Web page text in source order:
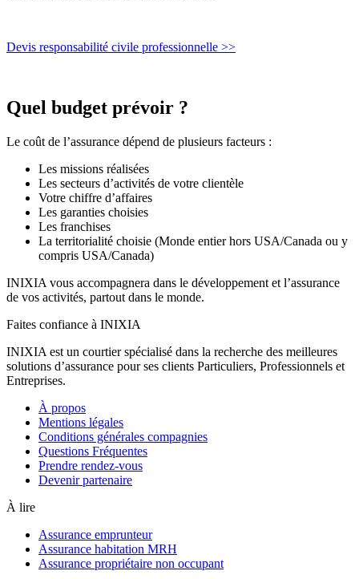
Devis responsabilité civile professionnelle >>
Quel budget prévoir ?
Le coût de l’assurance dépend de plusieurs facteurs :
Les missions réalisées
Les secteurs d’activités de votre clientèle
Votre chiffre d’affaires
Les garanties choisies
Les franchises
La territorialité choisie (Monde entier hors USA/Canada ou y
compris USA/Canada)
INIXIA vous accompagnera dans le développement et l’assurance
de vos activités, partout dans le monde.
Faites confiance à INIXIA
INIXIA est un courtier spécialisé dans la recherche des meilleures
solutions d’assurance pour ses clients Particuliers, Professionnels et
Entreprises.
À propos
Mentions légales
Conditions générales compagnies
Questions Fréquentes
Prendre rendez-vous
Devenir partenaire
À lire
Assurance emprunteur
Assurance habitation MRH
Assurance propriétaire non occupant